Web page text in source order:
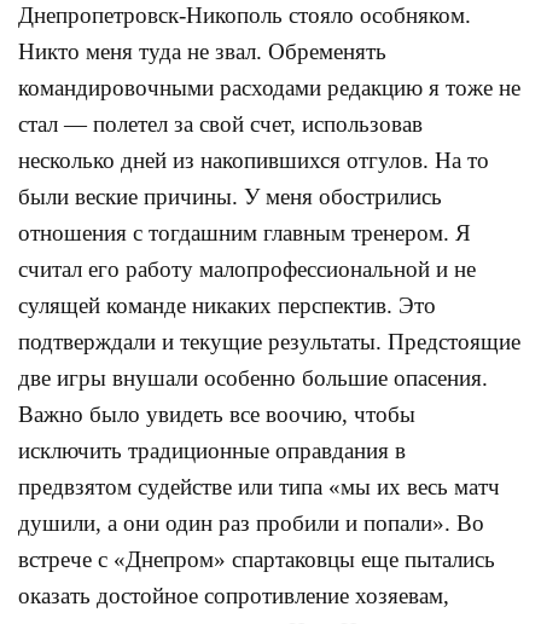
Днепропетровск-Никополь стояло особняком.
Никто меня туда не звал. Обременять
командировочными расходами редакцию я тоже не
стал — полетел за свой счет, использовав
несколько дней из накопившихся отгулов. На то
были веские причины. У меня обострились
отношения с тогдашним главным тренером. Я
считал его работу малопрофессиональной и не
сулящей команде никаких перспектив. Это
подтверждали и текущие результаты. Предстоящие
две игры внушали особенно большие опасения.
Важно было увидеть все воочию, чтобы
исключить традиционные оправдания в
предвзятом судействе или типа «мы их весь матч
душили, а они один раз пробили и попали». Во
встрече с «Днепром» спартаковцы еще пытались
оказать достойное сопротивление хозяевам,